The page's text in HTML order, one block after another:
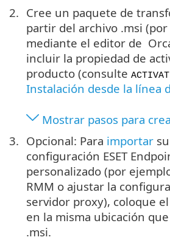
Cree un paquete de
partir del archivo .msi
mediante el editor de
incluir la propiedad de
producto (consulte
Instalación desde la línea
Mostrar pasos para
Opcional: Para importar
configuración ESET
personalizado (por
RMM o ajustar la
servidor proxy), coloque
en la misma ubicación
.msi.